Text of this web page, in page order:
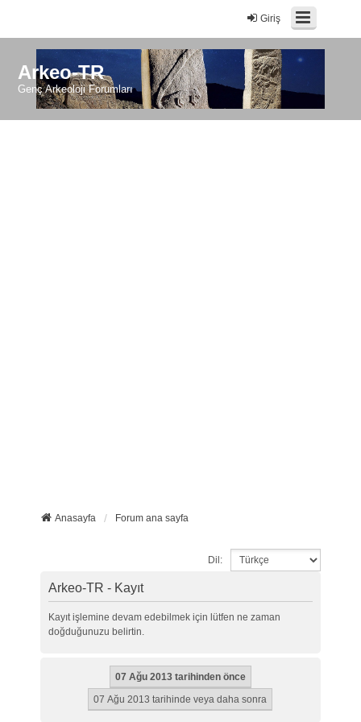
Giriş
Arkeo-TR
Genç Arkeoloji Forumları
Anasayfa Forum ana sayfa
Dil:
Arkeo-TR - Kayıt
Kayıt işlemine devam edebilmek için lütfen ne zaman
doğduğunuzu belirtin.